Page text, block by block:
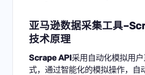
亚马逊数据采集工具
技术原理
Scrape API采用自动化模拟用
式，通过智能化的模拟操作，自